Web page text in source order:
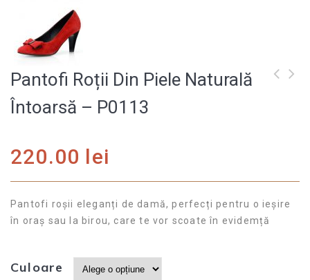
Pantofi Roții Din Piele Naturală
Întoarsă – P0113
220.00 lei
Pantofi roșii eleganți de damă, perfecți pentru o ieșire
în oraș sau la birou, care te vor scoate în evidemță
Culoare